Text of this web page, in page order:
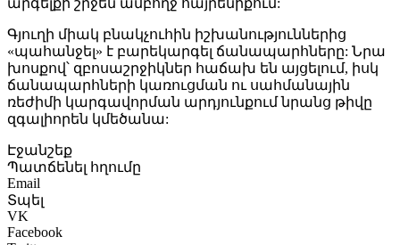
արգելքի շրջեն ամբողջ հայրենիքում:
Գյուղի միակ բնակչուհին իշխանություններից
«պահանջել» է բարեկարգել ճանապարհները: Նրա
խոսքով՝ զբոսաշրջիկներ հաճախ են այցելում, իսկ
ճանապարհների կառուցման ու սահմանային
ռեժիմի կարգավորման արդյունքում նրանց թիվը
զգալիորեն կմեծանա:
Էջանշեք
Պատճենել հղումը
Email
Տպել
VK
Facebook